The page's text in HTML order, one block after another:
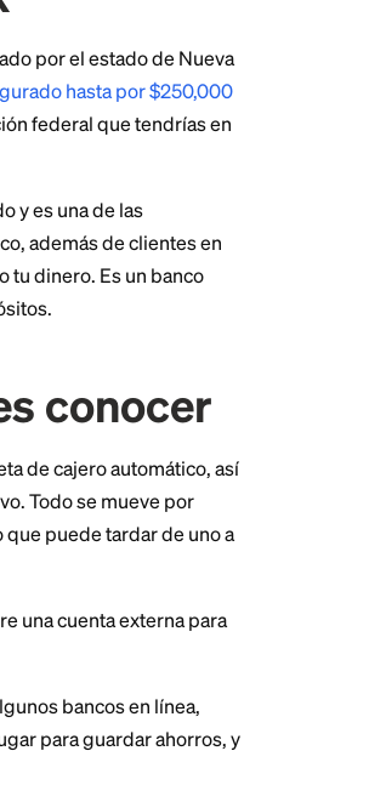
simple. Necesitas $100 para abrir
y no necesitas mantener un saldo
cuenta dentro de los primeros 180
mantenerla al menos seis meses.
El
Bank
autorizado por el estado de
está
protección federal que tendrías
operando y es una de las
a Puerto Rico, además de clientes
cuidando tu dinero. Es un banco